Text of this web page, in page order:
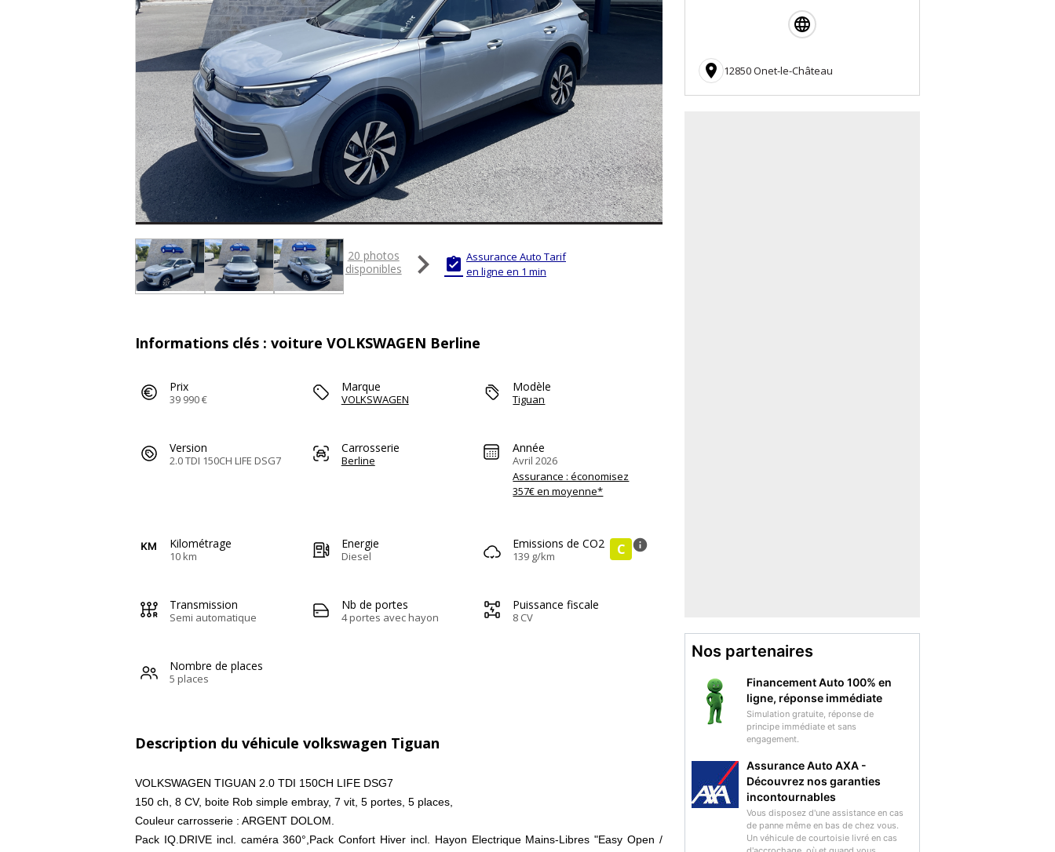
20 photos
disponibles
  Assurance Auto Tarif
en ligne en 1 min
Informations clés : voiture VOLKSWAGEN Berline
Prix
39 990 €
Marque
VOLKSWAGEN
Modèle
Tiguan
Version
2.0 TDI 150CH LIFE DSG7
Carrosserie
Berline
Année
Avril 2026
Assurance : économisez
357€ en moyenne*
Kilométrage
10 km
Energie
Diesel
Emissions de CO2
139 g/km C info
Transmission
Semi automatique
Nb de portes
4 portes avec hayon
Puissance fiscale
8 CV
Nombre de places
5 places
Description du véhicule volkswagen Tiguan
VOLKSWAGEN TIGUAN 2.0 TDI 150CH LIFE DSG7
150 ch, 8 CV, boite Rob simple embray, 7 vit, 5 portes, 5 places,
Couleur carrosserie : ARGENT DOLOM.
Pack IQ.DRIVE incl. caméra 360°,Pack Confort Hiver incl. Hayon Electrique Mains-Libres "Easy Open /
 12850 Onet-le-Château
Nos partenaires
Financement Auto 100% en
ligne, réponse immédiate
Simulation gratuite, réponse de
principe immédiate et sans
engagement.
Assurance Auto AXA -
Découvrez nos garanties
incontournables
Vous disposez d'une assistance en cas
de panne même en bas de chez vous.
Un véhicule de courtoisie livré en cas